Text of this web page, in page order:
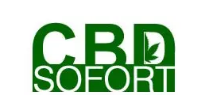
springen